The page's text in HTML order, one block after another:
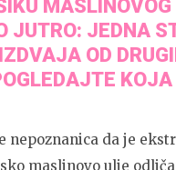
JUTRO: JEDNA
OD
KOJA
nepoznanica da je
maslinovo ulje